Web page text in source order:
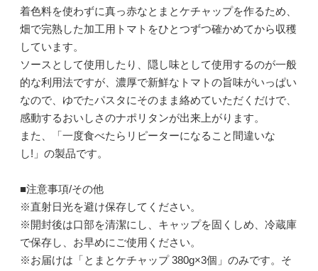
着色料を使わずに真っ赤なとまとケチャップを作るため、
畑で完熟した加工用トマトをひとつずつ確かめてから収穫
しています。
ソースとして使用したり、隠し味として使用するのが一般
的な利用法ですが、濃厚で新鮮なトマトの旨味がいっぱい
なので、ゆでたパスタにそのまま絡めていただくだけで、
感動するおいしさのナポリタンが出来上がります。
また、「一度食べたらリピーターになること間違いな
し!」の製品です。
■注意事項/その他
※直射日光を避け保存してください。
※開封後は口部を清潔にし、キャップを固くしめ、冷蔵庫
で保存し、お早めにご使用ください。
※お届けは「とまとケチャップ 380g×3個」のみです。そ